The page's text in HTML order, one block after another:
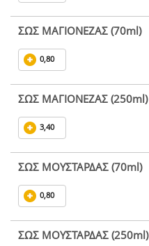
ΣΩΣ ΜΑΓΙΟΝΕΖΑΣ (70ml)
0,80
ΣΩΣ ΜΑΓΙΟΝΕΖΑΣ (250ml)
3,40
ΣΩΣ ΜΟΥΣΤΑΡΔΑΣ (70ml)
0,80
ΣΩΣ ΜΟΥΣΤΑΡΔΑΣ (250ml)